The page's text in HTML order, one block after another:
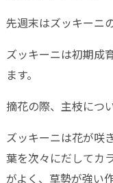
先週末はズッキーニ
ズッキーニは初期成
ます。
摘花の際、主枝につ
ズッキーニは花が咲
葉を次々にだしてカ
がよく、草勢が強い